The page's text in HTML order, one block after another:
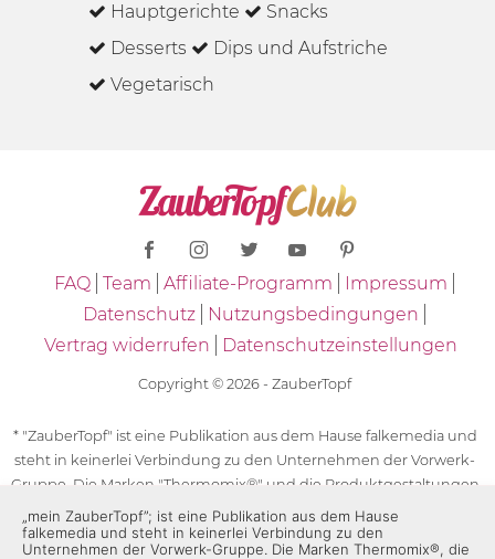
Hauptgerichte
Snacks
Desserts
Dips und Aufstriche
Vegetarisch
FAQ Team Affiliate-Programm
Impressum
Datenschutz
Nutzungsbedingungen
Vertrag widerrufen
Datenschutzeinstellungen
Copyright © 2026 - ZauberTopf
* "ZauberTopf" ist eine Publikation aus dem Hause falkemedia und
steht in keinerlei Verbindung zu den Unternehmen der Vorwerk-
Gruppe. Die Marken "Thermomix®" und die Produktgestaltungen
des "Thermomix®" sind eingetragene Marken der Unternehmen
der Vorwerk-Gruppe. Die Marken Thermomix®, die Zeichen TM5®,
„mein ZauberTopf”; ist eine Publikation aus dem Hause
falkemedia und steht in keinerlei Verbindung zu den
Unternehmen der Vorwerk-Gruppe. Die Marken Thermomix®, die